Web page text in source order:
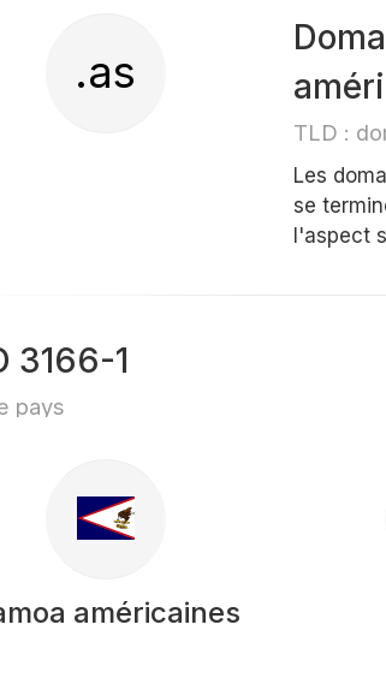
.as
TLD :
Les
se
l'aspect
3166-1
pays
américaines